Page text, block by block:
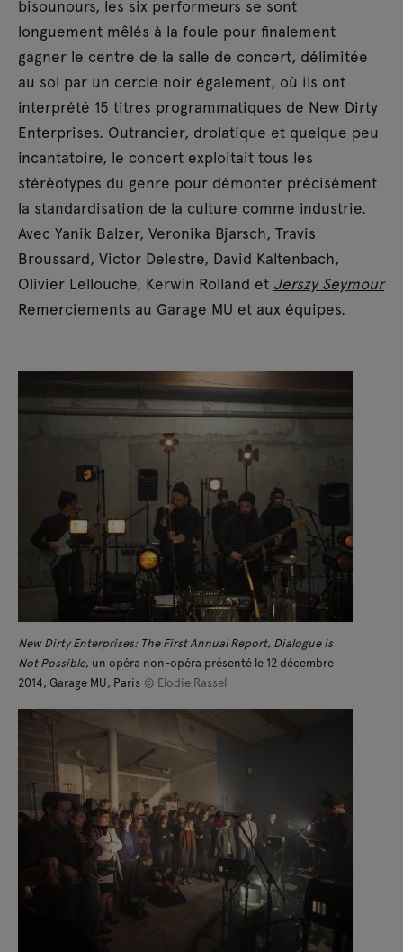
bisounours, les six performeurs se sont
longuement mêlés à la foule pour finalement
gagner le centre de la salle de concert, délimitée
au sol par un cercle noir également, où ils ont
interprété 15 titres programmatiques de New Dirty
Enterprises. Outrancier, drolatique et quelque peu
incantatoire, le concert exploitait tous les
stéréotypes du genre pour démonter précisément
la standardisation de la culture comme industrie.
Avec Yanik Balzer, Veronika Bjarsch, Travis
Broussard, Victor Delestre, David Kaltenbach,
Olivier Lellouche, Kerwin Rolland et Jerszy Seymour
Remerciements au Garage MU et aux équipes.
New Dirty Enterprises: The First Annual Report, Dialogue is
Not Possible, un opéra non-opéra présenté le 12 décembre
2014, Garage MU, Paris © Elodie Rassel